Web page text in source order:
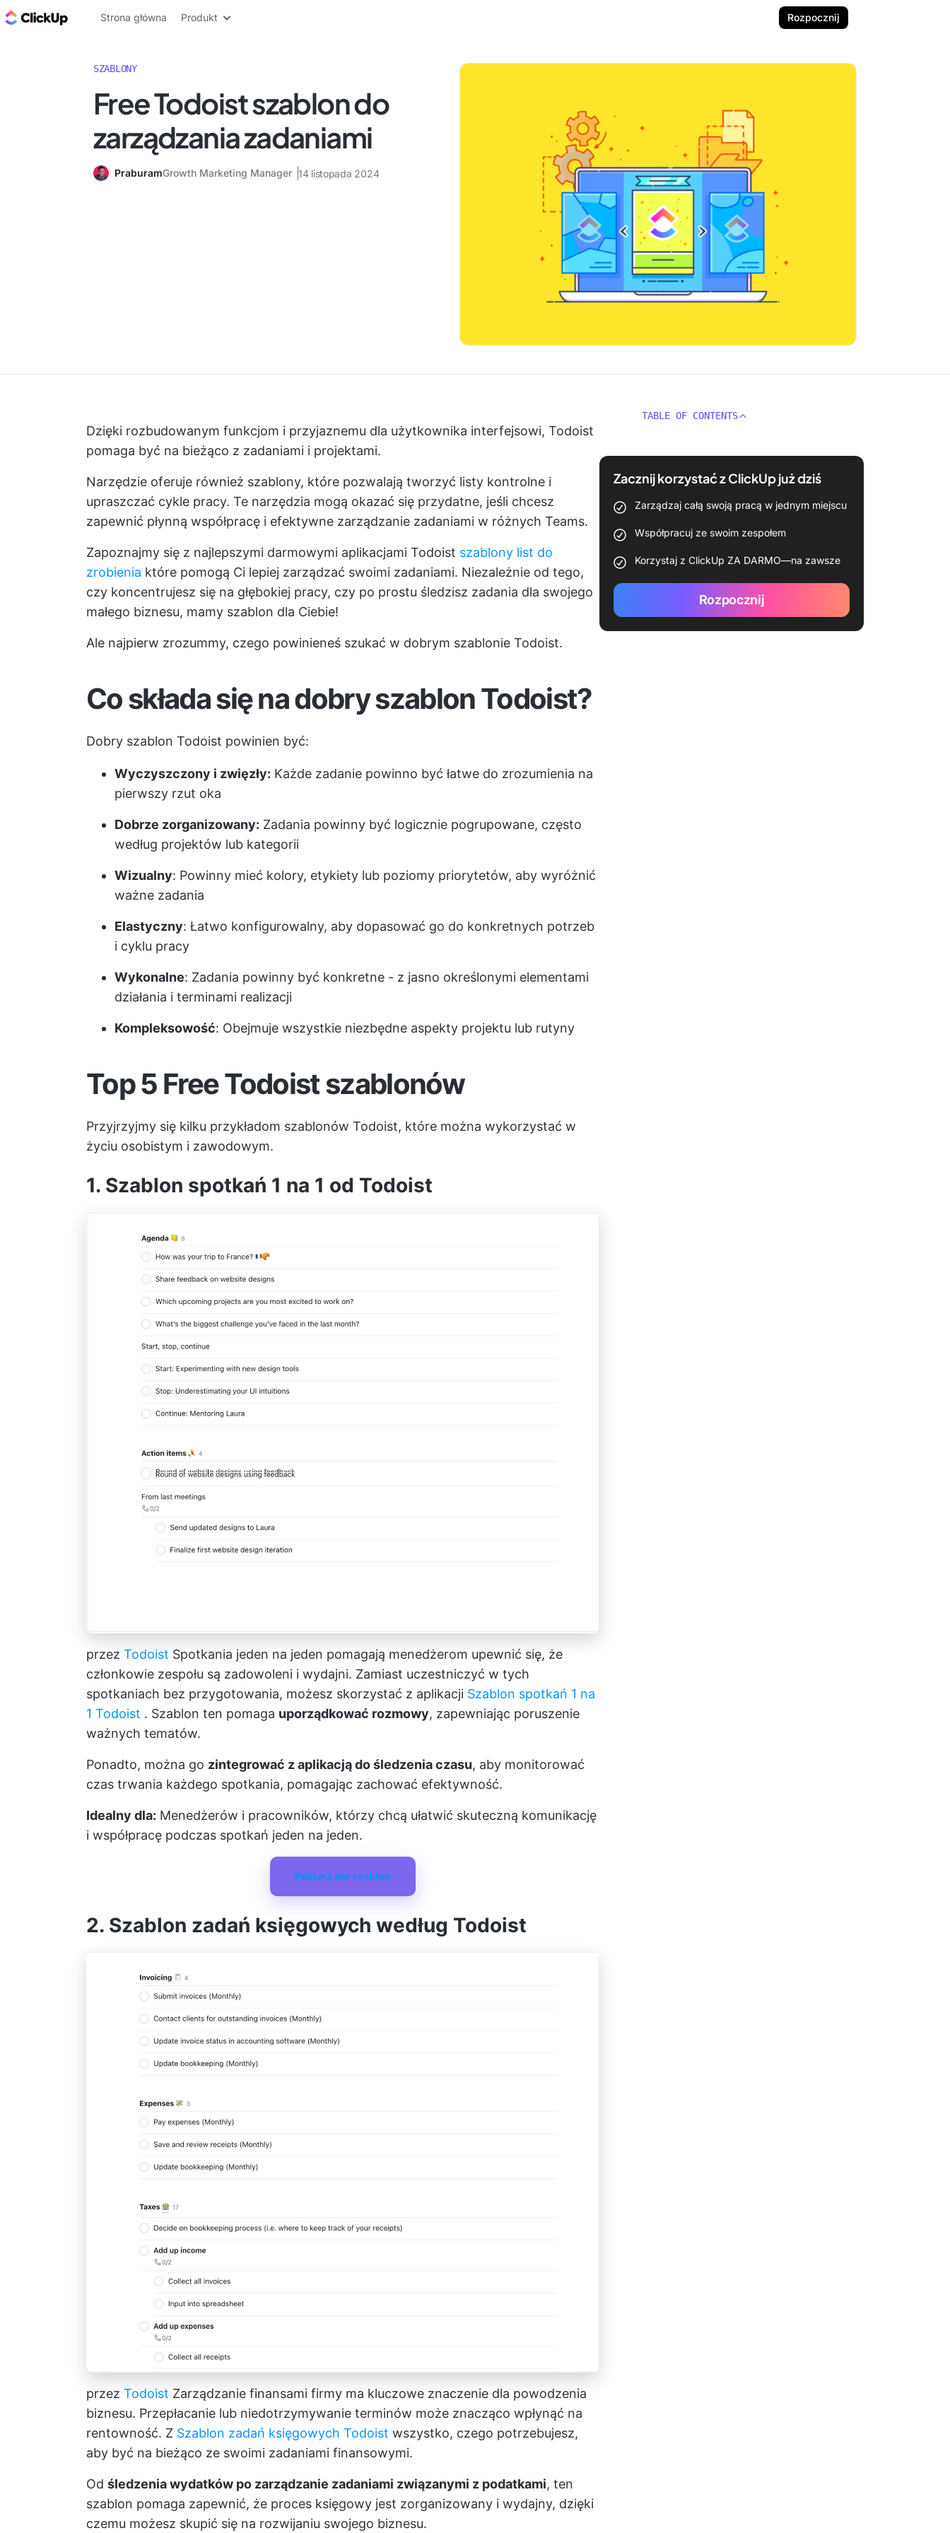
ClickUp Blog
Strona główna Produkt Rozpocznij
SZABLONY
Free Todoist szablon do
zarządzania zadaniami
PraburamGrowth Marketing Manager 14 listopada 2024
Dzięki rozbudowanym funkcjom i przyjaznemu dla użytkownika interfejsowi, Todoist
pomaga być na bieżąco z zadaniami i projektami.
Narzędzie oferuje również szablony, które pozwalają tworzyć listy kontrolne i
upraszczać cykle pracy. Te narzędzia mogą okazać się przydatne, jeśli chcesz
zapewnić płynną współpracę i efektywne zarządzanie zadaniami w różnych Teams.
Zapoznajmy się z najlepszymi darmowymi aplikacjami Todoist szablony list do
zrobienia które pomogą Ci lepiej zarządzać swoimi zadaniami. Niezależnie od tego,
czy koncentrujesz się na głębokiej pracy, czy po prostu śledzisz zadania dla swojego
małego biznesu, mamy szablon dla Ciebie!
Ale najpierw zrozummy, czego powinieneś szukać w dobrym szablonie Todoist.
Co składa się na dobry szablon Todoist?
Dobry szablon Todoist powinien być:
Wyczyszczony i zwięzły: Każde zadanie powinno być łatwe do zrozumienia na
pierwszy rzut oka
Dobrze zorganizowany: Zadania powinny być logicznie pogrupowane, często
według projektów lub kategorii
Wizualny: Powinny mieć kolory, etykiety lub poziomy priorytetów, aby wyróżnić
ważne zadania
Elastyczny: Łatwo konfigurowalny, aby dopasować go do konkretnych potrzeb
i cyklu pracy
Wykonalne: Zadania powinny być konkretne - z jasno określonymi elementami
działania i terminami realizacji
Kompleksowość: Obejmuje wszystkie niezbędne aspekty projektu lub rutyny
Top 5 Free Todoist szablonów
Przyjrzyjmy się kilku przykładom szablonów Todoist, które można wykorzystać w
życiu osobistym i zawodowym.
1. Szablon spotkań 1 na 1 od Todoist
przez Todoist Spotkania jeden na jeden pomagają menedżerom upewnić się, że
członkowie zespołu są zadowoleni i wydajni. Zamiast uczestniczyć w tych
spotkaniach bez przygotowania, możesz skorzystać z aplikacji Szablon spotkań 1 na
1 Todoist . Szablon ten pomaga uporządkować rozmowy, zapewniając poruszenie
ważnych tematów.
Ponadto, można go zintegrować z aplikacją do śledzenia czasu, aby monitorować
czas trwania każdego spotkania, pomagając zachować efektywność.
Idealny dla: Menedżerów i pracowników, którzy chcą ułatwić skuteczną komunikację
i współpracę podczas spotkań jeden na jeden.
Pobierz ten szablon
2. Szablon zadań księgowych według Todoist
przez Todoist Zarządzanie finansami firmy ma kluczowe znaczenie dla powodzenia
biznesu. Przepłacanie lub niedotrzymywanie terminów może znacząco wpłynąć na
rentowność. Z Szablon zadań księgowych Todoist wszystko, czego potrzebujesz,
aby być na bieżąco ze swoimi zadaniami finansowymi.
Od śledzenia wydatków po zarządzanie zadaniami związanymi z podatkami, ten
szablon pomaga zapewnić, że proces księgowy jest zorganizowany i wydajny, dzięki
czemu możesz skupić się na rozwijaniu swojego biznesu.
TABLE OF CONTENTS
Zacznij korzystać z ClickUp już dziś
Zarządzaj całą swoją pracą w jednym miejscu
Współpracuj ze swoim zespołem
Korzystaj z ClickUp ZA DARMO—na zawsze
Rozpocznij